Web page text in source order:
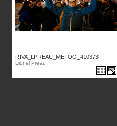
RIVA_LPREAU_METOO_410373
Lionel Préau